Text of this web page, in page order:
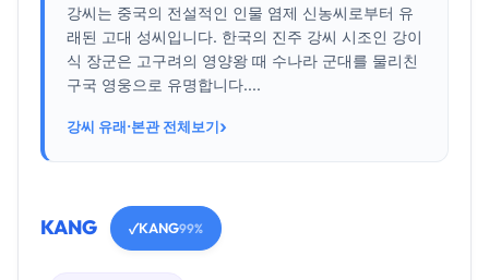
강씨는 중국의 전설적인 인물 염제 신농씨로부터 유
래된 고대 성씨입니다. 한국의 진주 강씨 시조인 강이
식 장군은 고구려의 영양왕 때 수나라 군대를 물리친
구국 영웅으로 유명합니다....
강씨 유래·본관 전체보기›
KANG ✓KANG99%